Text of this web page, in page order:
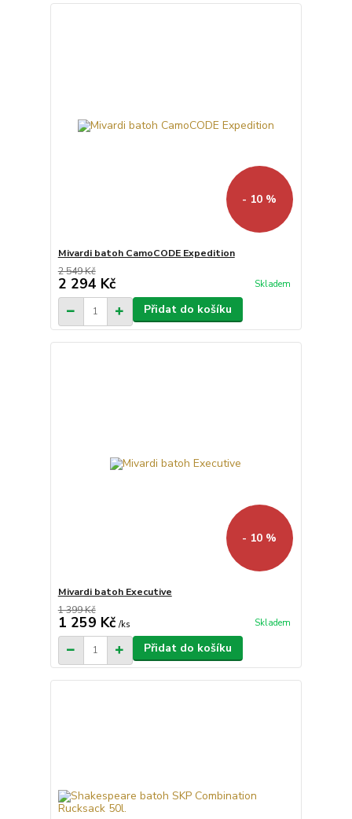
- 10 %
Mivardi batoh CamoCODE Expedition
2 549 Kč
2 294 Kč Skladem
Přidat do košíku
- 10 %
Mivardi batoh Executive
1 399 Kč
1 259 Kč /ks Skladem
Přidat do košíku